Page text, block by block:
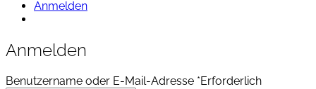
Anmelden
Anmelden
Benutzername oder E-Mail-Adresse *Erforderlich